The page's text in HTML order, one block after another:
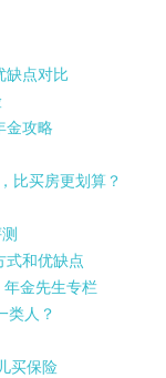
缺点对比
金攻略
比买房更划算？
式和优缺点
年金先生专栏
类人？
买保险